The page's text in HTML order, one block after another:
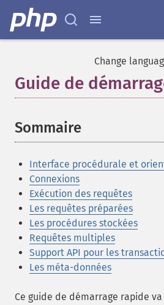
Change
Guide de
Sommaire
Interface procédurale et
Connexions
Exécution des requêtes
Les requêtes préparées
Les procédures stockées
Requêtes multiples
Support API pour les
Les méta-données
Ce guide de démarrage rapide